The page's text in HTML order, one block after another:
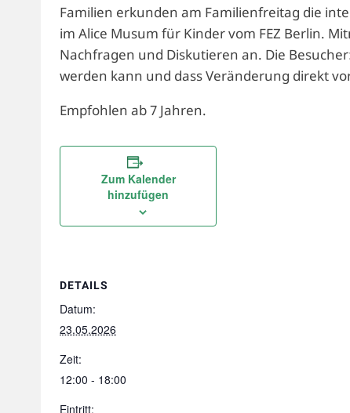
Familien erkunden am Familienfreitag die
im Alice Musum für Kinder vom FEZ Berlin.
Nachfragen und Diskutieren an. Die
werden kann und dass Veränderung direkt
Empfohlen ab 7 Jahren.
Zum Kalender
hinzufügen
DETAILS
Datum:
23.05.2026
Zeit:
12:00 - 18:00
Eintritt: